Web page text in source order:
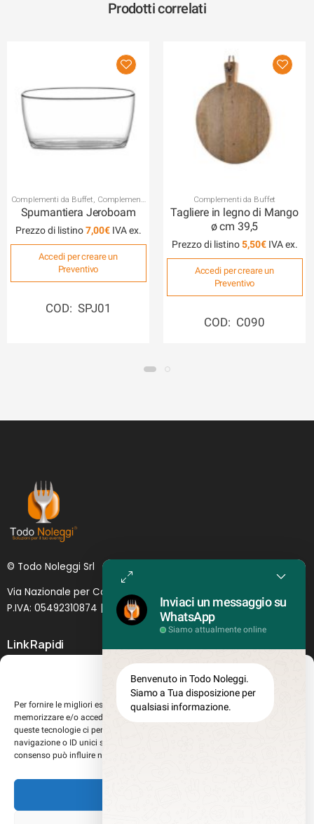
Gestisci Consenso
Per fornire le migliori esperienze, utilizziamo tecnologie come i cookie per
memorizzare e/o accedere alle informazioni del dispositivo. Il consenso a
queste tecnologie ci permetterà di elaborare dati come il comportamento di
navigazione o ID unici su questo sito. Non acconsentire o ritirare il
consenso può influire negativamente su alcune caratteristiche e funzioni.
Prodotti correlati
Complementi da Buffet Complementi
per la Tavola
Spumantiera Jeroboam
Prezzo di listino7,00€
Accedi per creare un
Preventivo
COD: SPJ01
Complementi da Buffet
Tagliere in legno di Mango
ø cm 39,5
Prezzo di listino5,50€
Accedi per creare un
Preventivo
COD: C090
© Todo Noleggi Srl
Via Nazionale per Catania, 6 | 95024 - Acireale (CT)
P.IVA: 05492310874 | SDI: MJ1 O YNU (Lettera )
Link Rapidi
Chi siamo
Perché sceglierci
Registrati al sito
Lavora con noi
Misure teglie Gastronorm
Inviaci un messaggio su
WhatsApp
Siamo attualmente online
Benvenuto in Todo Noleggi.
Siamo a Tua disposizione per
qualsiasi informazione.